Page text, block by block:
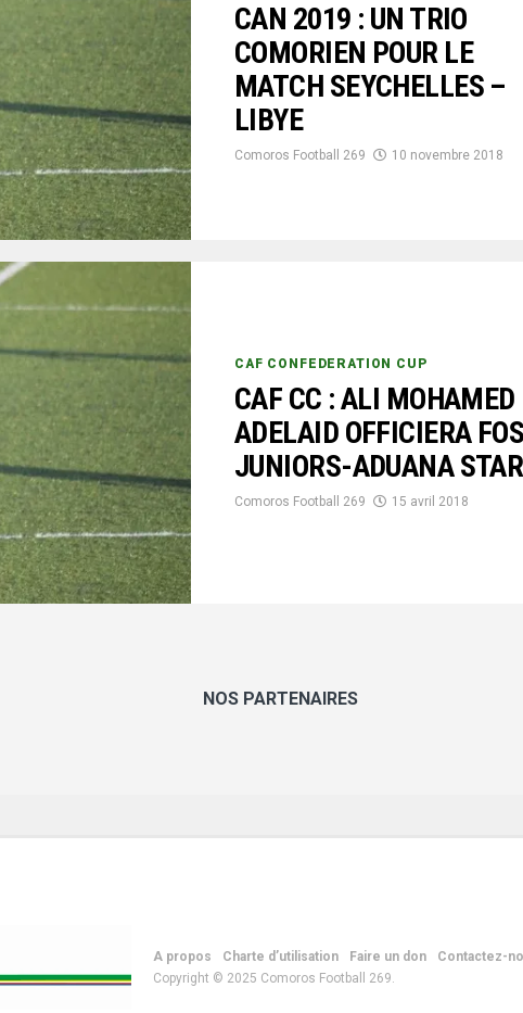
CAN 2019 : UN TRIO
COMORIEN POUR LE
MATCH SEYCHELLES –
LIBYE
Comoros Football 269 10 novembre 2018
CAF CONFEDERATION CUP
CAF CC : ALI MOHAMED
ADELAID OFFICIERA
JUNIORS-ADUANA
Comoros Football 269 15 avril 2018
NOS PARTENAIRES
A propos Charte d’utilisation Faire un don Contactez-
Copyright © 2025 Comoros Football 269.